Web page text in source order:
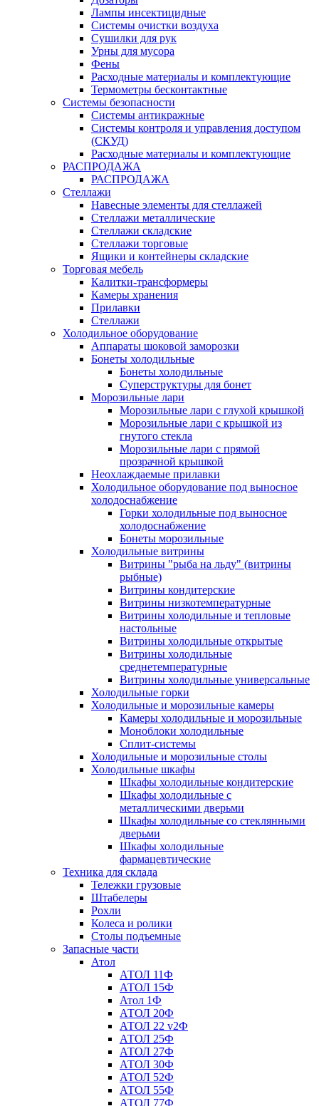
Лампы инсектицидные
Системы очистки воздуха
Сушилки для рук
Урны для мусора
Фены
Расходные материалы и комплектующие
Термометры бесконтактные
Системы безопасности
Системы антикражные
Системы контроля и управления доступом
(СКУД)
Расходные материалы и комплектующие
РАСПРОДАЖА
РАСПРОДАЖА
Стеллажи
Навесные элементы для стеллажей
Стеллажи металлические
Стеллажи складские
Стеллажи торговые
Ящики и контейнеры складские
Торговая мебель
Калитки-трансформеры
Камеры хранения
Прилавки
Стеллажи
Холодильное оборудование
Аппараты шоковой заморозки
Бонеты холодильные
Бонеты холодильные
Суперструктуры для бонет
Морозильные лари
Морозильные лари с глухой крышкой
Морозильные лари с крышкой из
гнутого стекла
Морозильные лари с прямой
прозрачной крышкой
Неохлаждаемые прилавки
Холодильное оборудование под выносное
холодоснабжение
Горки холодильные под выносное
холодоснабжение
Бонеты морозильные
Холодильные витрины
Витрины "рыба на льду" (витрины
рыбные)
Витрины кондитерские
Витрины низкотемпературные
Витрины холодильные и тепловые
настольные
Витрины холодильные открытые
Витрины холодильные
среднетемпературные
Витрины холодильные универсальные
Холодильные горки
Холодильные и морозильные камеры
Камеры холодильные и морозильные
Моноблоки холодильные
Сплит-системы
Холодильные и морозильные столы
Холодильные шкафы
Шкафы холодильные кондитерские
Шкафы холодильные с
металлическими дверьми
Шкафы холодильные со стеклянными
дверьми
Шкафы холодильные
фармацевтические
Техника для склада
Тележки грузовые
Штабелеры
Рохли
Колеса и ролики
Столы подъемные
Запасные части
Атол
АТОЛ 11Ф
АТОЛ 15Ф
Атол 1Ф
АТОЛ 20Ф
АТОЛ 22 v2Ф
АТОЛ 25Ф
АТОЛ 27Ф
АТОЛ 30Ф
АТОЛ 52Ф
АТОЛ 55Ф
АТОЛ 77Ф